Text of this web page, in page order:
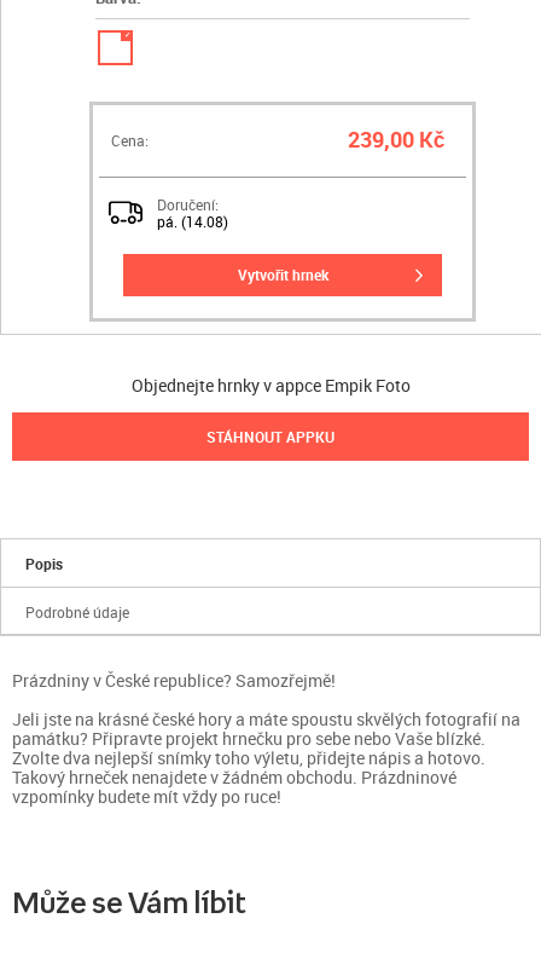
✓
Cena: 239,00 Kč
Doručení:
pá. (14.08)
vytvořit hrnek
Objednejte hrnky v appce Empik Foto
STÁHNOUT APPKU
Popis
Podrobné údaje
Prázdniny v České republice? Samozřejmě!
Jeli jste na krásné české hory a máte spoustu skvělých fotografií na
památku? Připravte projekt hrnečku pro sebe nebo Vaše blízké.
Zvolte dva nejlepší snímky toho výletu, přidejte nápis a hotovo.
Takový hrneček nenajdete v žádném obchodu. Prázdninové
vzpomínky budete mít vždy po ruce!
Může se Vám líbit